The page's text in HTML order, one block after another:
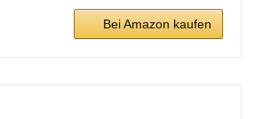
Bei Amazon kaufen